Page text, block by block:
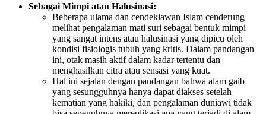
Sebagai Mimpi atau Halusinasi:
Beberapa ulama dan cendekiawan Islam cenderung
melihat pengalaman mati suri sebagai bentuk mimpi
yang sangat intens atau halusinasi yang dipicu oleh
kondisi fisiologis tubuh yang kritis. Dalam pandangan
ini, otak masih aktif dalam kadar tertentu dan
menghasilkan citra atau sensasi yang kuat.
Hal ini sejalan dengan pandangan bahwa alam gaib
yang sesungguhnya hanya dapat diakses setelah
kematian yang hakiki, dan pengalaman duniawi tidak